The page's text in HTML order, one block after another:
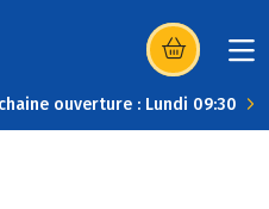
(s’ouvre dans
ouverture : Lundi 09:30